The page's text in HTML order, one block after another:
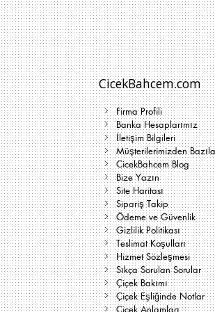
CicekBahcem.com
Firma Profili
Banka Hesaplarımız
İletişim Bilgileri
Müşterilerimizden
CicekBahcem Blog
Bize Yazın
Site Haritası
Sipariş Takip
Ödeme ve Güvenlik
Gizlilik Politikası
Teslimat Koşulları
Hizmet Sözleşmesi
Sıkça Sorulan Sorular
Çiçek Bakımı
Çiçek Eşliğinde Notlar